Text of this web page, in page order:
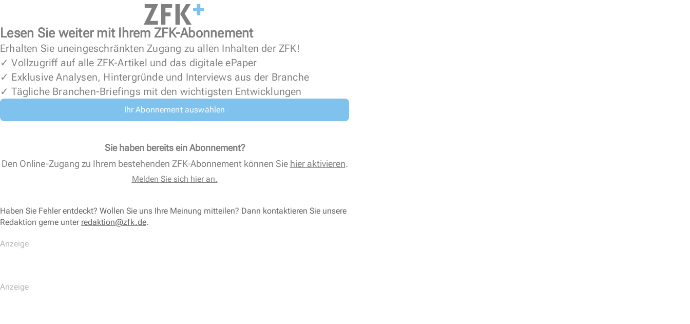
Lesen Sie weiter mit Ihrem ZFK-Abonnement
Erhalten Sie uneingeschränkten Zugang zu allen Inhalten der ZFK!
✓ Vollzugriff auf alle ZFK-Artikel und das digitale ePaper
✓ Exklusive Analysen, Hintergründe und Interviews aus der Branche
✓ Tägliche Branchen-Briefings mit den wichtigsten Entwicklungen
Ihr Abonnement auswählen
Sie haben bereits ein Abonnement?
Den Online-Zugang zu Ihrem bestehenden ZFK-Abonnement können Sie hier aktivieren.
Melden Sie sich hier an.
Haben Sie Fehler entdeckt? Wollen Sie uns Ihre Meinung mitteilen? Dann kontaktieren Sie unsere
Redaktion gerne unter redaktion@zfk.de.